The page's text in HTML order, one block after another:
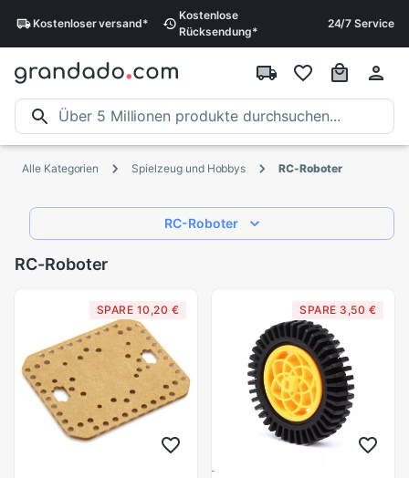
Kostenloserversand*
Kostenlose
Rücksendung*
24/7 Service
Alle Kategorien Spielzeug und Hobbys RC-Roboter
RC-Roboter
RC-Roboter
SPARE 10,20 € SPARE 3,50 €